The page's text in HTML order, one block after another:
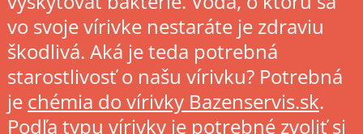
vo svoje vírivke nestaráte je zdraviu
škodlivá. Aká je teda potrebná
starostlivosť o našu vírivku? Potrebná
je chémia do vírivky Bazenservis.sk.
Podľa typu vírivky je potrebné zvoliť si